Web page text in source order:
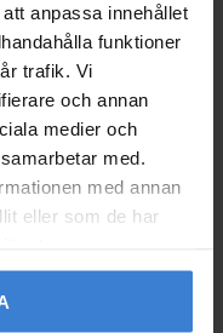
anpassa innehållet
funktioner
trafik. Vi
och annan
medier och
med.
med annan
eller som de har
Lot II alug
rå GU10 Westal
7393047285183